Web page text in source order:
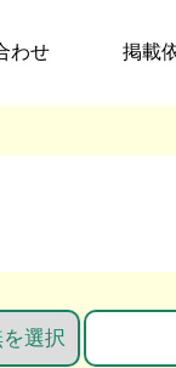
わせ 掲載